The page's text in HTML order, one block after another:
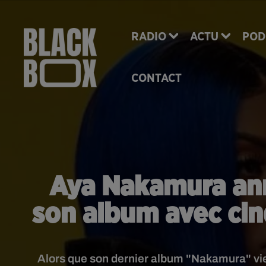
RADIO ACTU
CONTACT
Aya Nakamura
son album avec
Alors que son dernier album "Nakamura"